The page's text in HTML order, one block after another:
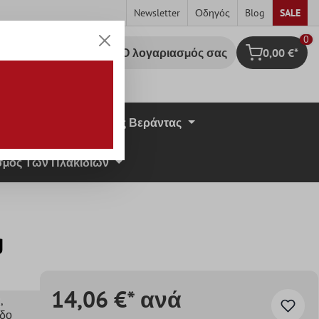
Newsletter Οδηγός Blog SALE
Ο λογαριασμός σας Καλάθι
0
0,00 €*
Πλάκες Βεράντας
Των Πλακιδίων
,
14,06 €* ανά